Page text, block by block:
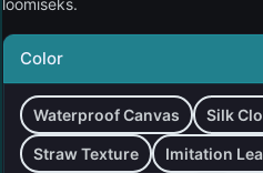
loomiseks.
Color
Waterproof Canvas Silk
Straw Texture Imitation